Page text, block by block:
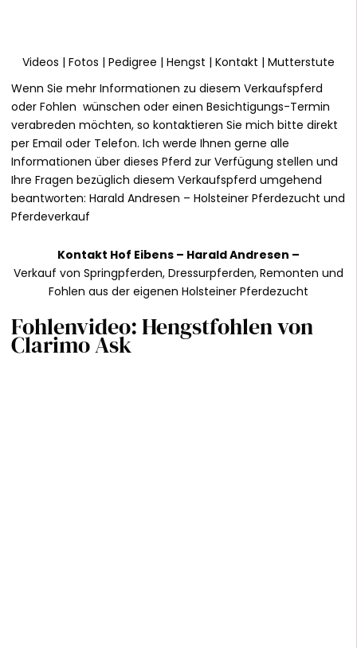
Videos | Fotos | Pedigree | Hengst | Kontakt | Mutterstute
Wenn Sie mehr Informationen zu diesem Verkaufspferd
oder Fohlen wünschen oder einen Besichtigungs-Termin
verabreden möchten, so kontaktieren Sie mich bitte direkt
per Email oder Telefon. Ich werde Ihnen gerne alle
Informationen über dieses Pferd zur Verfügung stellen und
Ihre Fragen bezüglich diesem Verkaufspferd umgehend
beantworten: Harald Andresen – Holsteiner Pferdezucht und
Pferdeverkauf
Kontakt Hof Eibens – Harald Andresen –
Verkauf von Springpferden, Dressurpferden, Remonten und
Fohlen aus der eigenen Holsteiner Pferdezucht
Fohlenvideo: Hengstfohlen von
Clarimo Ask